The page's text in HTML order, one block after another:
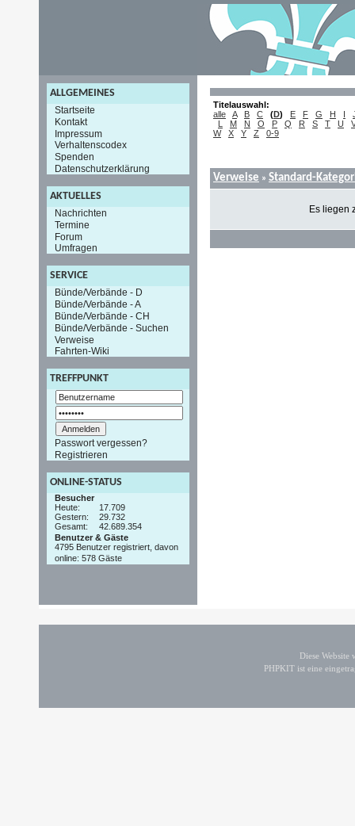
ALLGEMEINES
Startseite
Kontakt
Impressum
Verhaltenscodex
Spenden
Datenschutzerklärung
AKTUELLES
Nachrichten
Termine
Forum
Umfragen
SERVICE
Bünde/Verbände - D
Bünde/Verbände - A
Bünde/Verbände - CH
Bünde/Verbände - Suchen
Verweise
Fahrten-Wiki
TREFFPUNKT
Passwort vergessen?
Registrieren
ONLINE-STATUS
Besucher
Heute:
17.709
Gestern:
29.732
Gesamt:
42.689.354
Benutzer & Gäste
4795 Benutzer registriert, davon
online: 578 Gäste
Titelauswahl:
alle
A B C (D) E F G H I
L
M N O P Q R S T U
W
X Y Z 0-9
Verweise » Standard-
Es liegen
Diese
PHPKIT ist eine